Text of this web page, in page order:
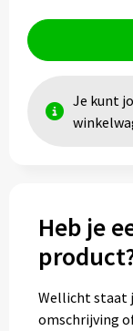
Je kunt
Heb je
Wellicht staat
omschrijving